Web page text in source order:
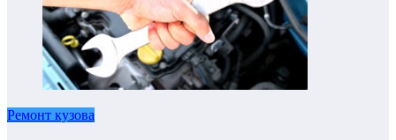
Ремонт кузова